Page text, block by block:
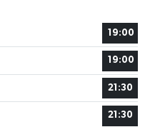
19:00
19:00
21:30
21:30